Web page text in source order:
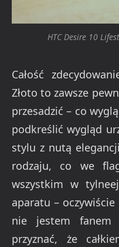
HTC Desire 10
Całość
Złoto to zawsze
przesadzić – co
podkreślić wygląd
stylu z nutą
rodzaju, co we
wszystkim w
aparatu – oczywiście
nie jestem fanem
przyznać, że